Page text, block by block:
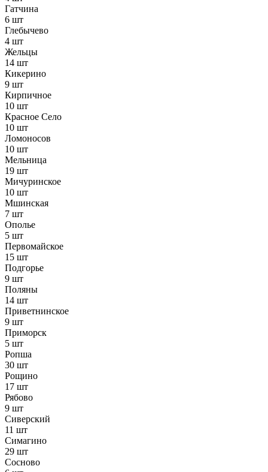
Гатчина
6 шт
Глебычево
4 шт
Жельцы
14 шт
Кикерино
9 шт
Кирпичное
10 шт
Красное Село
10 шт
Ломоносов
10 шт
Мельница
19 шт
Мичуринское
10 шт
Мшинская
7 шт
Ополье
5 шт
Первомайское
15 шт
Подгорье
9 шт
Поляны
14 шт
Приветнинское
9 шт
Приморск
5 шт
Ропша
30 шт
Рощино
17 шт
Рябово
9 шт
Сиверский
11 шт
Симагино
29 шт
Сосново